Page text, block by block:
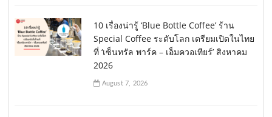
10 เรื่องน่ารู้ ‘Blue Bottle Coffee’ ร้าน
Special Coffee ระดับโลก เตรียมเปิดในไทย
ที่ ‘เซ็นทรัล พาร์ค – เอ็มควอเทียร์’ สิงหาคม
2026
August 7, 2026